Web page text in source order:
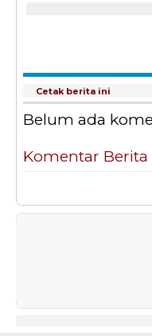
Cetak berita ini
Belum ada
Komentar Berita